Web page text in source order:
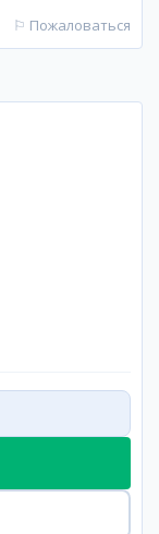
⚐ Пожаловаться